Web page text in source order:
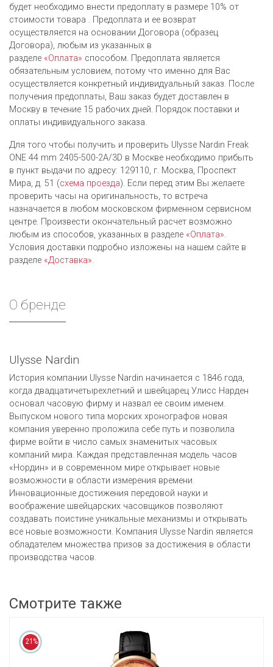
будет необходимо внести предоплату в размере 10% от
стоимости товара . Предоплата и ее возврат
осуществляется на основании Договора (образец
Договора), любым из указанных в
разделе «Оплата» способом. Предоплата является
обязательным условием, потому что именно для Вас
осуществляется конкретный индивидуальный заказ. После
получения предоплаты, Ваш заказ будет доставлен в
Москву в течение 15 рабочих дней. Порядок поставки и
оплаты индивидуального заказа.
Для того чтобы получить и проверить Ulysse Nardin Freak
ONE 44 mm 2405-500-2A/3D в Москве необходимо прибыть
в пункт выдачи по адресу: 129110, г. Москва, Проспект
Мира, д. 51 (схема проезда). Если перед этим Вы желаете
проверить часы на оригинальность, то встреча
назначается в любом московском фирменном сервисном
центре. Произвести окончательный расчет возможно
любым из cпособов, указанных в разделе «Оплата».
Условия доставки подробно изложены на нашем сайте в
разделе «Доставка».
О бренде
Ulysse Nardin
История компании Ulysse Nardin начинается с 1846 года,
когда двадцатичетырехлетний и швейцарец Улисс Нарден
основал часовую фирму и назвал ее своим именем.
Выпуском нового типа морских хронографов новая
компания уверенно проложила себе путь и позволила
фирме войти в число самых знаменитых часовых
компаний мира. Каждая представленная модель часов
«Нордин» и в современном мире открывает новые
возможности в области измерения времени.
Инновационные достижения передовой науки и
воображение швейцарских часовщиков позволяют
создавать поистине уникальные механизмы и открывать
все новые возможности. Компания Ulysse Nardin является
обладателем множества призов за достижения в области
производства часов.
Смотрите также
21%